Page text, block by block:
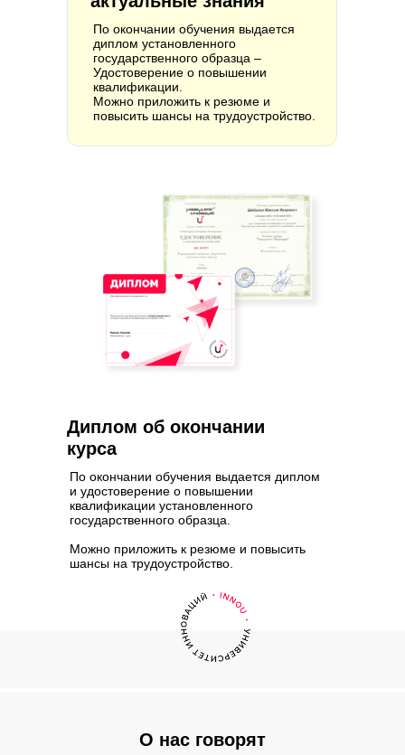
По окончании обучения выдается
диплом установленного
государственного образца –
Удостоверение о повышении
квалификации.
Можно приложить к резюме и
повысить шансы на трудоустройство.
Диплом об окончании
курса
По окончании обучения выдается диплом
и удостоверение о повышении
квалификации установленного
государственного образца.
Можно приложить к резюме и повысить
шансы на трудоустройство.
О нас говорят